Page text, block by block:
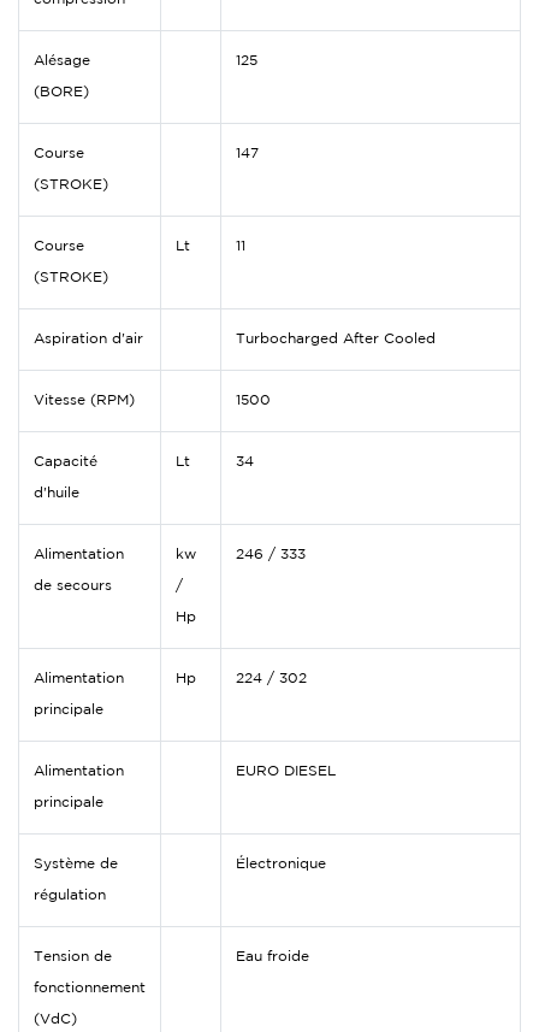
Alésage
(BORE)
125
Course
(STROKE)
147
Course
(STROKE)
Lt 11
Aspiration d'air Turbocharged After Cooled
Vitesse (RPM) 1500
Capacité
d'huile
Lt 34
Alimentation
de secours
kw
/
Hp
246 / 333
Alimentation
principale
Hp 224 / 302
Alimentation
principale
EURO DIESEL
Système de
régulation
Électronique
Tension de
fonctionnement
(VdC)
Eau froide